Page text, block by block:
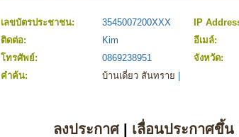
เลขบัตรประชาชน: 3545007200XXX IP
ติดต่อ:
Kim
อีเมล์:
โทรศัพย์:
0869238951 จังหวัด:
คำค้น:
บ้านเดี่ยว สันทราย
ลงประกาศ| เลื่อนประกาศขึ้น|